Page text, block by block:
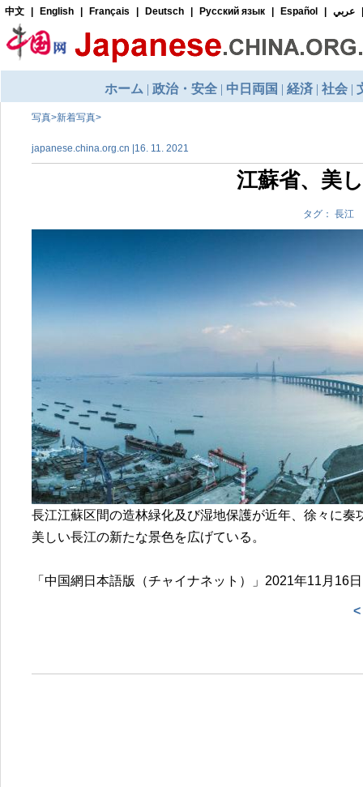
写真>新着写真>
japanese.china.org.cn |16. 11. 2021
江蘇省、美
タグ： 長
長江江蘇区間の造林緑化及び湿地保護が近年、徐々に
美しい長江の新たな景色を広げている。
「中国網日本語版（チャイナネット）」2021年11月16日
<